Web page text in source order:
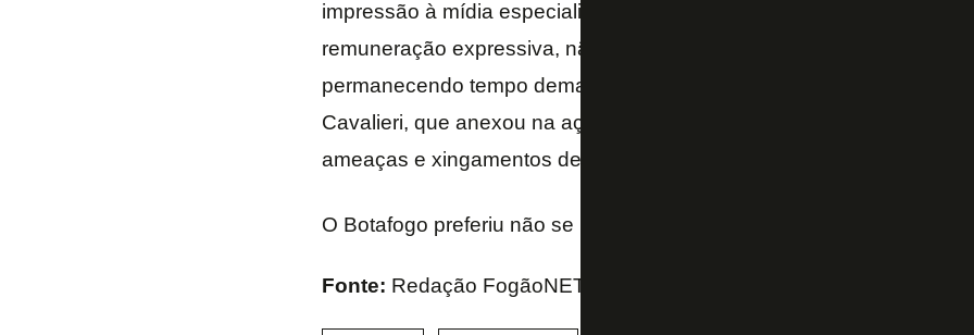
impressão à mídia especializada e aos torcedores de que o jogador,
remuneração expressiva, não estava comprometido com sua
permanecendo tempo demais no Departamento Médico – dizem os
Cavalieri, que anexou na ação troca de mensagens com dirigentes e
ameaças e xingamentos de torcedores.
O Botafogo preferiu não se pronunciar sobre o assunto.
Fonte: Redação FogãoNET e Coluna do Diego Garcia (UOL)